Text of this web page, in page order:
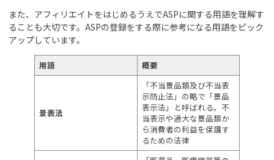
また、アフィリエイトをはじめるうえでASPに関する用語を理解す
ることも大切です。ASPの登録をする際に参考になる用語をピック
アップしています。
用語 概要
景表法
「不当景品類及び不当表
示防止法」の略で「景品
表示法」と呼ばれる。不
当表示や過大な景品類か
ら消費者の利益を保護す
るための法律